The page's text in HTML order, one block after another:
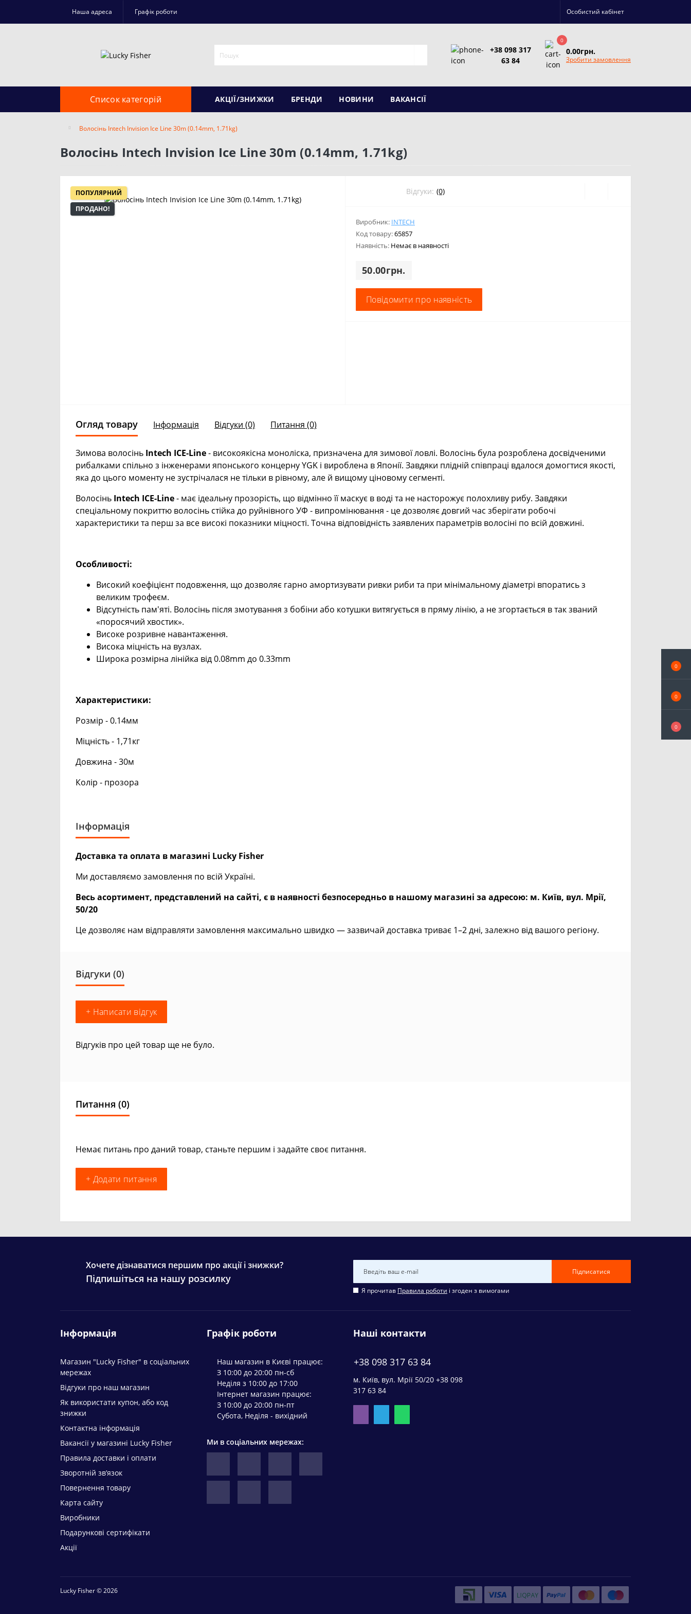
0
0
0
Наша адреса Графік роботи Особистий кабінет
+38 098 317
63 84
0
0.00грн.
Зробити замовлення
Список категорій АКЦІЇ/ЗНИЖКИ БРЕНДИ НОВИНИ ВАКАНСІЇ
Волосінь Intech Invision Ice Line 30m (0.14mm, 1.71kg)
Волосінь Intech Invision Ice Line 30m (0.14mm, 1.71kg)
ПОПУЛЯРНИЙ
ПРОДАНО!
Відгуки: (0)
Виробник: INTECH
Код товару:65857
Наявність: Немає в наявності
50.00грн.
Повідомити про наявність
Огляд товару Інформація Відгуки (0) Питання (0)
Зимова волосінь Intech ICE-Line- високоякісна моноліска, призначена для зимової ловлі. Волосінь була розроблена досвідченими
рибалками спільно з інженерами японського концерну YGK і вироблена в Японії. Завдяки плідній співпраці вдалося домогтися якості,
яка до цього моменту не зустрічалася не тільки в рівному, але й вищому ціновому сегменті.
Волосінь Intech ICE-Line- має ідеальну прозорість, що відмінно її маскує в воді та не насторожує полохливу рибу. Завдяки
спеціальному покриттю волосінь стійка до руйнівного УФ - випромінювання - це дозволяє довгий час зберігати робочі
характеристики та перш за все високі показники міцності. Точна відповідність заявлених параметрів волосіні по всій довжині.
Особливості:
Високий коефіцієнт подовження, що дозволяє гарно амортизувати ривки риби та при мінімальному діаметрі впоратись з
великим трофеєм.
Відсутність пам'яті. Волосінь після змотування з бобіни або котушки витягується в пряму лінію, а не згортається в так званий
«поросячий хвостик».
Високе розривне навантаження.
Висока міцність на вузлах.
Широка розмірна лінійка від 0.08mm до 0.33mm
Характеристики:
Розмір - 0.14мм
Міцність - 1,71кг
Довжина - 30м
Колір - прозора
Інформація
Доставка та оплата в магазині Lucky Fisher
Ми доставляємо замовлення по всій Україні.
Весь асортимент, представлений на сайті, є в наявності безпосередньо в нашому магазині за адресою: м. Київ, вул. Мрії,
50/20
Це дозволяє нам відправляти замовлення максимально швидко — зазвичай доставка триває 1–2 дні, залежно від вашого регіону.
Відгуки (0)
+ Написати відгук
Відгуків про цей товар ще не було.
Питання (0)
Немає питань про даний товар, станьте першим і задайте своє питання.
+ Додати питання
Хочете дізнаватися першим про акції і знижки?
Підпишіться на нашу розсилку
Підписатися
Я прочитав Правила роботи і згоден з вимогами
Інформація
Магазин "Lucky Fisher" в соціальних
мережах
Відгуки про наш магазин
Як використати купон, або код
знижки
Контактна інформація
Вакансії у магазині Lucky Fisher
Правила доставки і оплати
Зворотній зв’язок
Повернення товару
Карта сайту
Виробники
Подарункові сертифікати
Акції
Графік роботи
Наш магазин в Києві працює:
З 10:00 до 20:00 пн-сб
Неділя з 10:00 до 17:00
Інтернет магазин працює:
З 10:00 до 20:00 пн-пт
Субота, Неділя - вихідний
Ми в соціальних мережах:
Наші контакти
+38 098 317 63 84
м. Київ, вул. Мрії 50/20 +38 098
317 63 84
Lucky Fisher © 2026